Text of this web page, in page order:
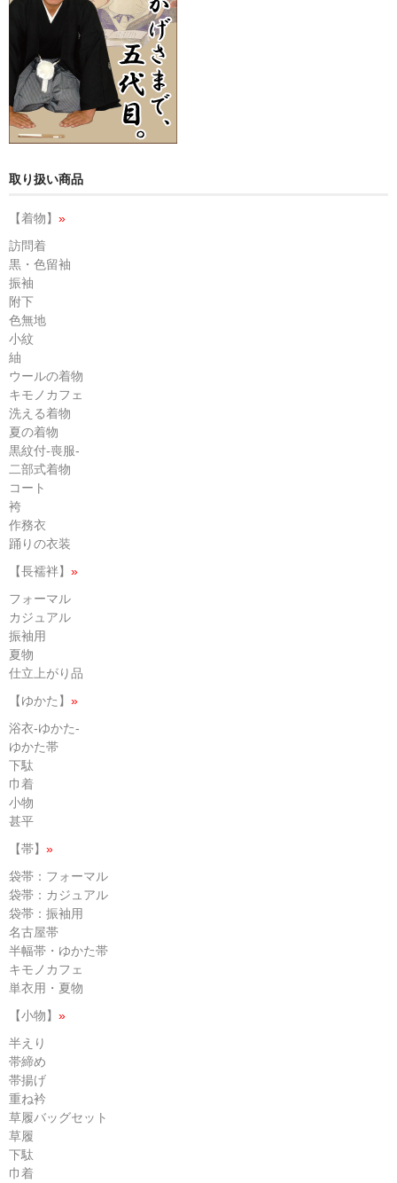
取り扱い商品
【着物】 »
訪問着
黒・色留袖
振袖
附下
色無地
小紋
紬
ウールの着物
キモノカフェ
洗える着物
夏の着物
黒紋付-喪服-
二部式着物
コート
袴
作務衣
踊りの衣装
【長襦袢】 »
フォーマル
カジュアル
振袖用
夏物
仕立上がり品
【ゆかた】 »
浴衣-ゆかた-
ゆかた帯
下駄
巾着
小物
甚平
【帯】 »
袋帯：フォーマル
袋帯：カジュアル
袋帯：振袖用
名古屋帯
半幅帯・ゆかた帯
キモノカフェ
単衣用・夏物
【小物】 »
半えり
帯締め
帯揚げ
重ね衿
草履バッグセット
草履
下駄
巾着